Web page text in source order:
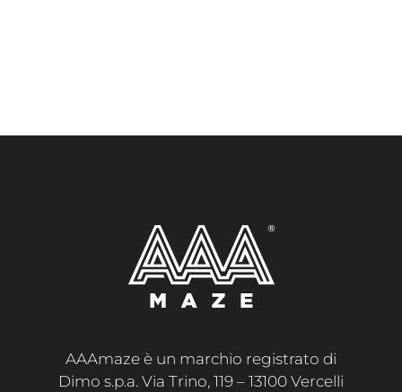
AAAmaze è un marchio registrato di
Dimo s.p.a. Via Trino, 119 – 13100 Vercelli